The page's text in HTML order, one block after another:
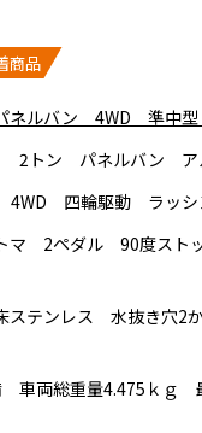
商品
ルバン 4WD 準中型
2トン パネルバン ア
四輪駆動 ラッ
マ 2ペダル 90度スト
ステンレス 水抜き穴
車両総重量4.475ｋｇ